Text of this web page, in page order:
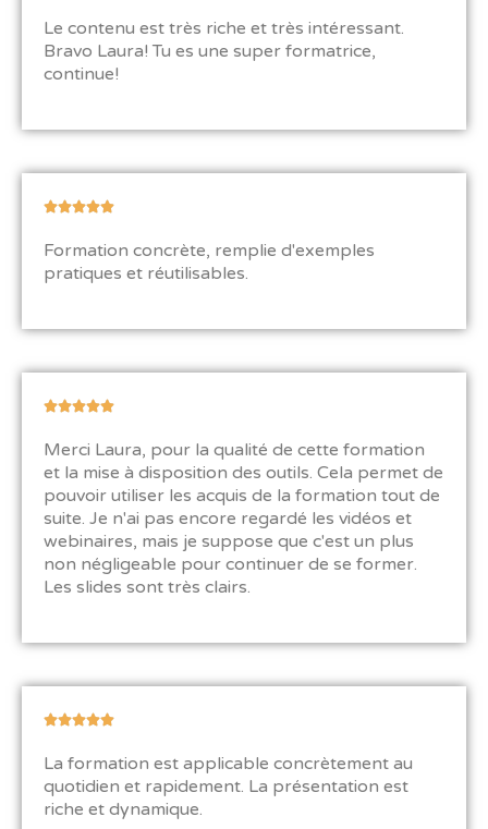
t
é
5
5
Le contenu est très riche et très intéressant.
Bravo Laura! Tu es une super formatrice,
continue!
N
t
é
r
Formation concrète, remplie d'exemples
pratiques et réutilisables.
N
t
é
5
s
u
r
5
Merci Laura, pour la qualité de cette formation
et la mise à disposition des outils. Cela permet de
pouvoir utiliser les acquis de la formation tout de
suite. Je n'ai pas encore regardé les vidéos et
webinaires, mais je suppose que c'est un plus
non négligeable pour continuer de se former.
Les slides sont très clairs.
N
t
é
5
La formation est applicable concrètement au
quotidien et rapidement. La présentation est
riche et dynamique.